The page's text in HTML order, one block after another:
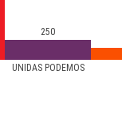
UNIDAS PODEMOS
250